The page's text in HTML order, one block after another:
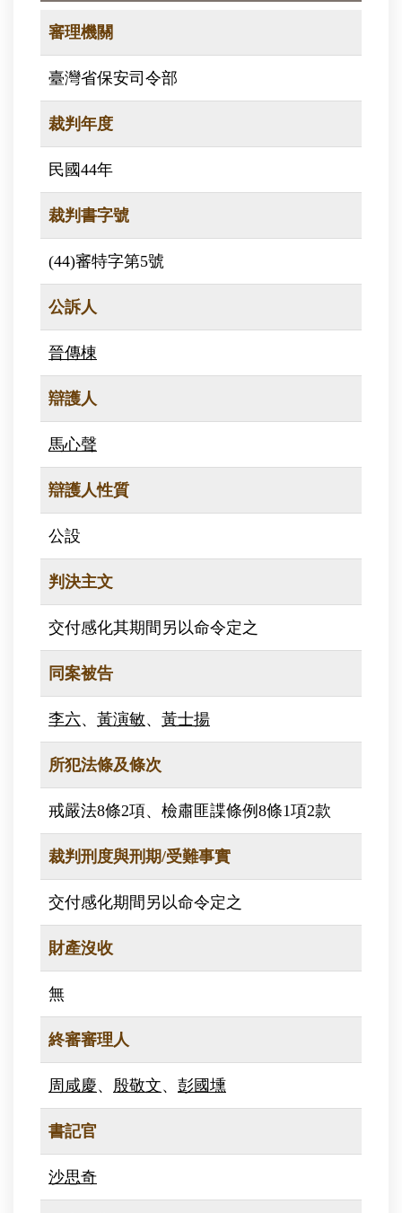
審理機關
臺灣省保安司令部
裁判年度
民國44年
裁判書字號
(44)審特字第5號
公訴人
晉傳棟
辯護人
馬心聲
辯護人性質
公設
判決主文
交付感化其期間另以命令定之
同案被告
李六、 黃演敏、 黃士揚
所犯法條及條次
戒嚴法8條2項、檢肅匪諜條例8條1項2款
裁判刑度與刑期/受難事實
交付感化期間另以命令定之
財產沒收
無
終審審理人
周咸慶、 殷敬文、 彭國壎
書記官
沙思奇